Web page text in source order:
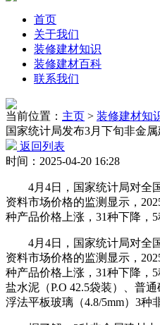
首页
关于我们
装修建材知识
装修建材百科
联系我们
当前位置： 主页 > 装修建材知
国家统计局发布3月下旬非金
返回列表
时间：2025-04-20 16:28
4月4日，国家统计局对全
资料市场价格的监测显示，
种产品价格上涨，31种下降，5
4月4日，国家统计局对全
资料市场价格的监测显示，
种产品价格上涨，31种下降，
盐水泥（P.O 42.5袋装）、普
浮法平板玻璃（4.8/5mm）3种